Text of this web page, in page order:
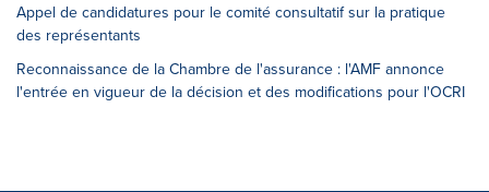
Appel de candidatures pour le comité consultatif sur la pratique
des représentants
Reconnaissance de la Chambre de l'assurance : l'AMF annonce
l'entrée en vigueur de la décision et des modifications pour l'OCRI